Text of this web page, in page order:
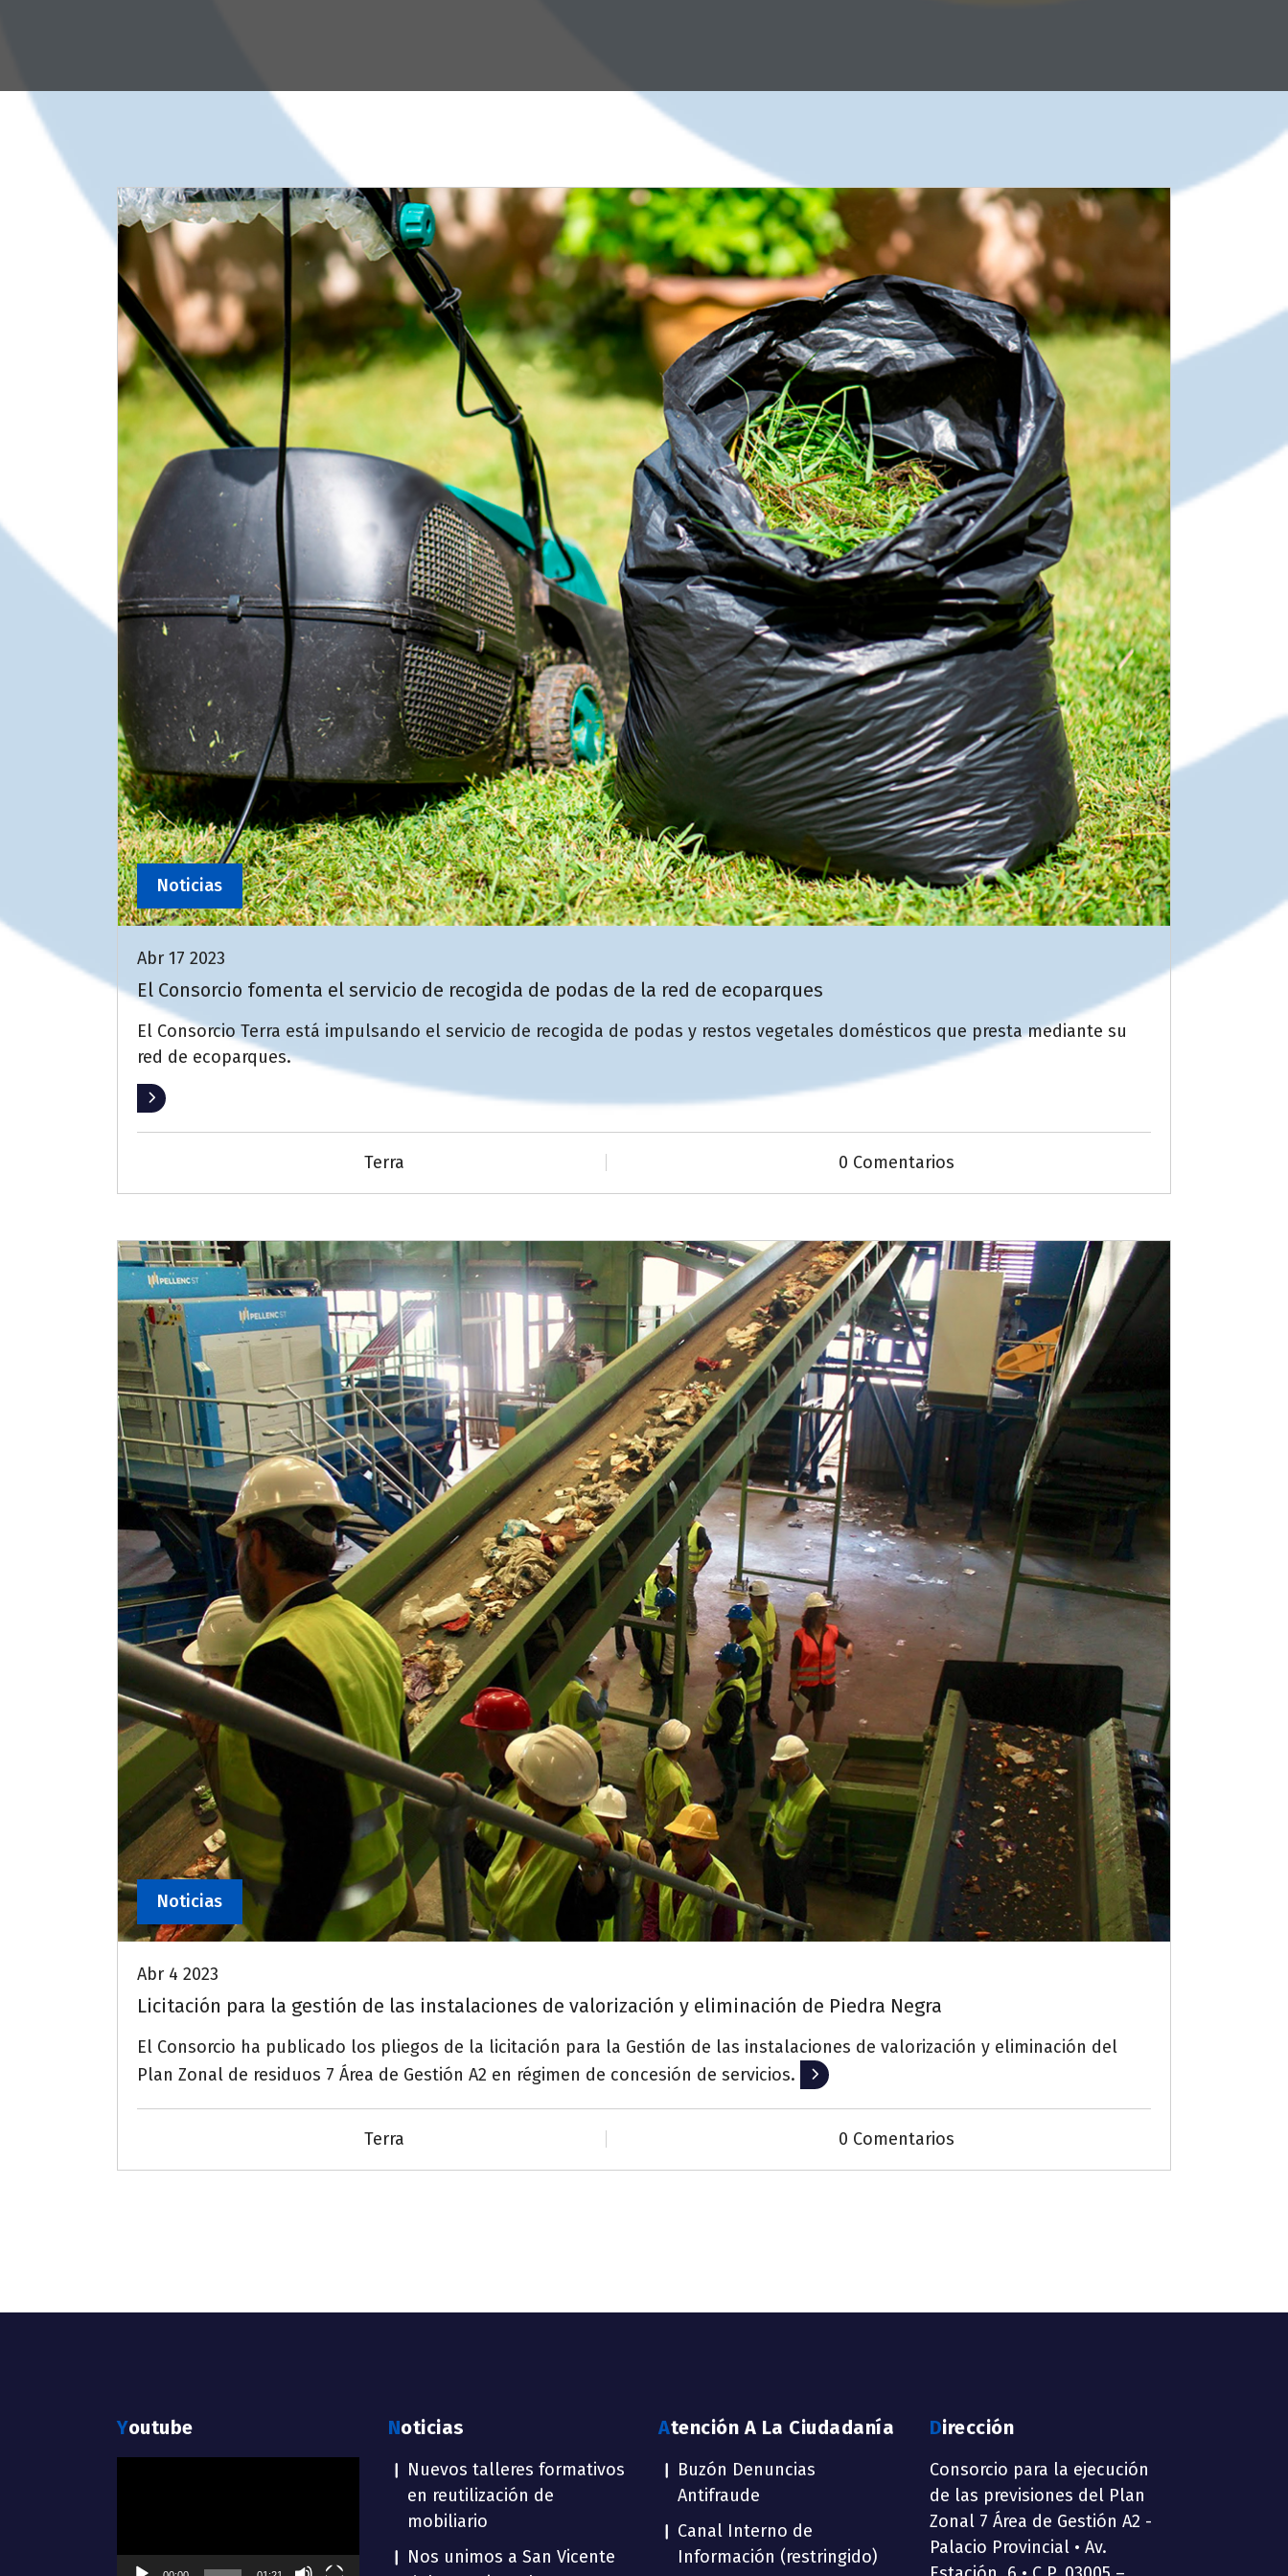
Noticias
Abr 17 2023
El Consorcio fomenta el servicio de recogida de podas de la red de ecoparques
El Consorcio Terra está impulsando el servicio de recogida de podas y restos vegetales domésticos que presta mediante su
red de ecoparques.
Leer más
Terra 0 Comentarios
Noticias
Abr 4 2023
Licitación para la gestión de las instalaciones de valorización y eliminación de Piedra Negra
El Consorcio ha publicado los pliegos de la licitación para la Gestión de las instalaciones de valorización y eliminación del
Plan Zonal de residuos 7 Área de Gestión A2 en régimen de concesión de servicios.
Leer más
Terra 0 Comentarios
Youtube Noticias
Nuevos talleres formativos
en reutilización de
mobiliario
Nos unimos a San Vicente
Atención A La Ciudadanía
Buzón Denuncias
Antifraude
Canal Interno de
Información (restringido)
Dirección
Consorcio para la ejecución
de las previsiones del Plan
Zonal 7 Área de Gestión A2 -
Palacio Provincial • Av.